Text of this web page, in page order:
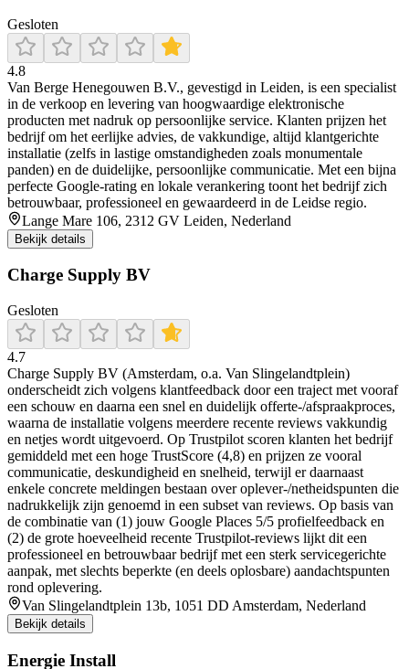
Gesloten
4.8
Van Berge Henegouwen B.V., gevestigd in Leiden, is een specialist
in de verkoop en levering van hoogwaardige elektronische
producten met nadruk op persoonlijke service. Klanten prijzen het
bedrijf om het eerlijke advies, de vakkundige, altijd klantgerichte
installatie (zelfs in lastige omstandigheden zoals monumentale
panden) en de duidelijke, persoonlijke communicatie. Met een bijna
perfecte Google-rating en lokale verankering toont het bedrijf zich
betrouwbaar, professioneel en gewaardeerd in de Leidse regio.
Lange Mare 106, 2312 GV Leiden, Nederland
Bekijk details
Charge Supply BV
Gesloten
4.7
Charge Supply BV (Amsterdam, o.a. Van Slingelandtplein)
onderscheidt zich volgens klantfeedback door een traject met vooraf
een schouw en daarna een snel en duidelijk offerte-/afspraakproces,
waarna de installatie volgens meerdere recente reviews vakkundig
en netjes wordt uitgevoerd. Op Trustpilot scoren klanten het bedrijf
gemiddeld met een hoge TrustScore (4,8) en prijzen ze vooral
communicatie, deskundigheid en snelheid, terwijl er daarnaast
enkele concrete meldingen bestaan over oplever-/netheidspunten die
na­drukkelijk zijn genoemd in een subset van reviews. Op basis van
de combinatie van (1) jouw Google Places 5/5 profielfeedback en
(2) de grote hoeveelheid recente Trustpilot-reviews lijkt dit een
professioneel en betrouwbaar bedrijf met een sterk servicegerichte
aanpak, met slechts beperkte (en deels oplosbare) aandachtspunten
rond oplevering.
Van Slingelandtplein 13b, 1051 DD Amsterdam, Nederland
Bekijk details
Energie Install